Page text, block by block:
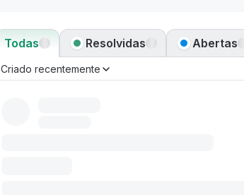
Todas Resolvidas Abertas
Criado recentemente